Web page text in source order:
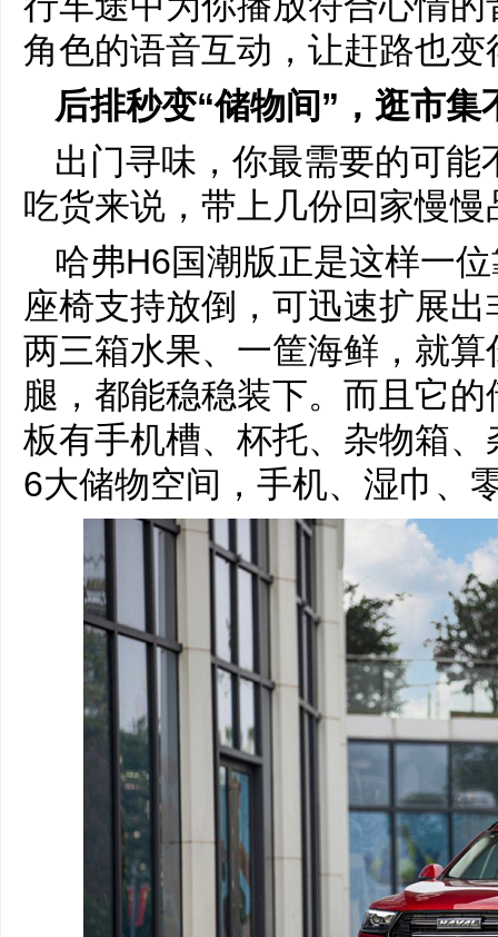
角色的语音互动，让赶路也变
后排秒变“储物间”，逛市集
出门寻味，你最需要的可
吃货来说，带上几份回家慢
哈弗H6国潮版正是这样一
座椅支持放倒，可迅速扩展
两三箱水果、一筐海鲜，就
腿，都能稳稳装下。而且它
板有手机槽、杯托、杂物箱
6大储物空间，手机、湿巾、